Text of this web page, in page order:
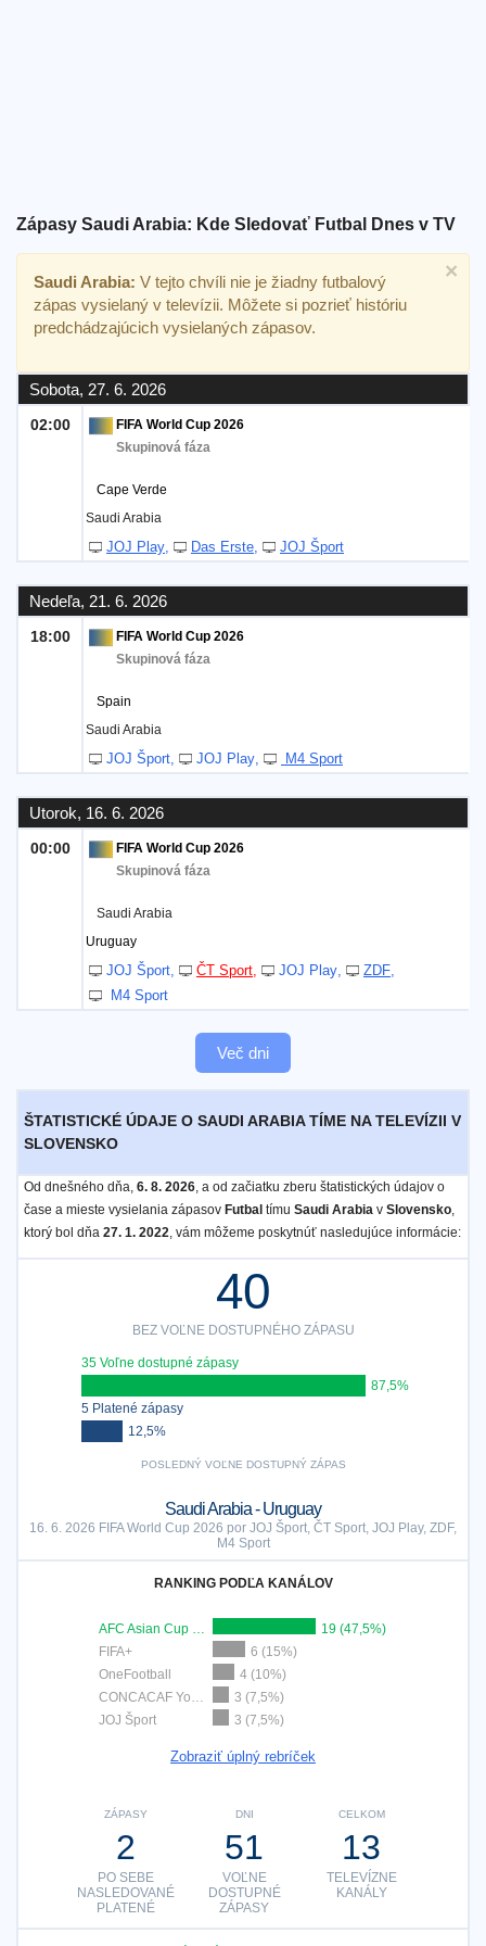
Zápasy Saudi Arabia: Kde Sledovať Futbal Dnes v TV
×
Saudi Arabia: V tejto chvíli nie je žiadny futbalový
zápas vysielaný v televízii. Môžete si pozrieť históriu
predchádzajúcich vysielaných zápasov.
Sobota, 27. 6. 2026
02:00
FIFA World Cup 2026
Skupinová fáza
Cape Verde
Saudi Arabia
JOJ Play Das Erste JOJ Šport
Nedeľa, 21. 6. 2026
18:00
FIFA World Cup 2026
Skupinová fáza
Spain
Saudi Arabia
JOJ Šport JOJ Play M4 Sport
Utorok, 16. 6. 2026
00:00
FIFA World Cup 2026
Skupinová fáza
Saudi Arabia
Uruguay
JOJ Šport ČT Sport JOJ Play
ZDF
M4 Sport
Več dni
ŠTATISTICKÉ ÚDAJE O SAUDI ARABIA TÍME NA TELEVÍZII V
SLOVENSKO
Od dnešného dňa, 6. 8. 2026, a od začiatku zberu štatistických údajov o
čase a mieste vysielania zápasov Futbal tímu Saudi Arabia v Slovensko,
ktorý bol dňa 27. 1. 2022, vám môžeme poskytnúť nasledujúce informácie:
40
BEZ VOĽNE DOSTUPNÉHO ZÁPASU
35 Voľne dostupné zápasy
87,5%
5 Platené zápasy
12,5%
POSLEDNÝ VOĽNE DOSTUPNÝ ZÁPAS
Saudi Arabia - Uruguay
16. 6. 2026 FIFA World Cup 2026 por JOJ Šport, ČT Sport, JOJ Play, ZDF,
M4 Sport
RANKING PODĽA KANÁLOV
AFC Asian Cup YouTube
19 (47,5%)
FIFA+
6 (15%)
OneFootball
4 (10%)
CONCACAF YouTube
3 (7,5%)
JOJ Šport
3 (7,5%)
Zobraziť úplný rebríček
CELKOM
13
TELEVÍZNE
KANÁLY
DNI
51
VOĽNE
DOSTUPNÉ
ZÁPASY
ZÁPASY
2
PO SEBE
NASLEDOVANÉ
PLATENÉ